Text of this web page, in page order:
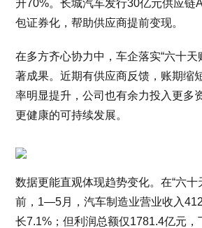
升70%。长城汽车发行30亿元供应链
包证券化，帮助供应商提前变现。
在多方齐心协力中，车企落实“六十天
著成果。近期有供应商反馈，账期缩
率明显提升，公司也有余力投入更多
更健康的可持续发展。
数据更能直观体现趋势变化。在“六十
前，1—5月，汽车制造业营业收入
长7.1%；但利润总额仅1781.4亿元，